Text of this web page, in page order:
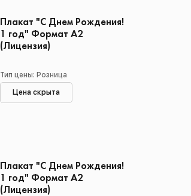
Плакат "С Днем Рождения!
1 год" Формат А2
(Лицензия)
Тип цены: Розница
Цена скрыта
Плакат "С Днем Рождения!
1 год" Формат А2
(Лицензия)